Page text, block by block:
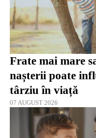
Frate mai mare
nașterii poate
târziu în viață
07 AUGUST 2026